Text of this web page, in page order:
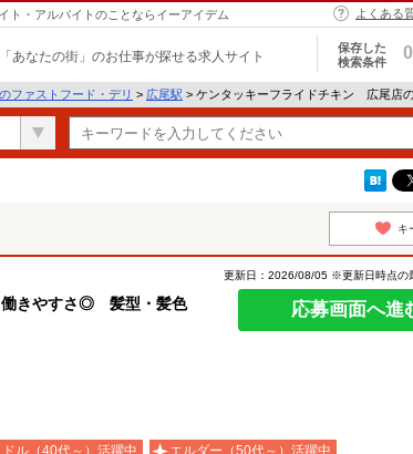
・アルバイトのことならイーアイデム よくある
「あなたの街」のお仕事が探せる求人サイト
保存した
検索条件
0
ファストフード・デリ > 広尾駅 > ケンタッキーフライドチキン 広尾店
キ
働きやすさ◎ 髪型・髪色
更新日：2026/08/05 ※更新日時点の
応募画面へ進
ドル（40代～）活躍中
エルダー（50代～）活躍中